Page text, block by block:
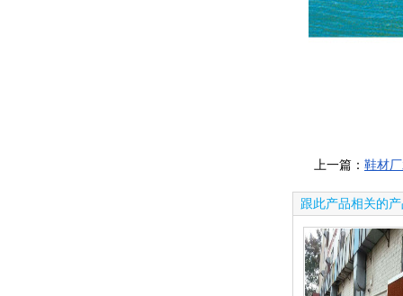
上一篇： 鞋材
跟此产品相关的